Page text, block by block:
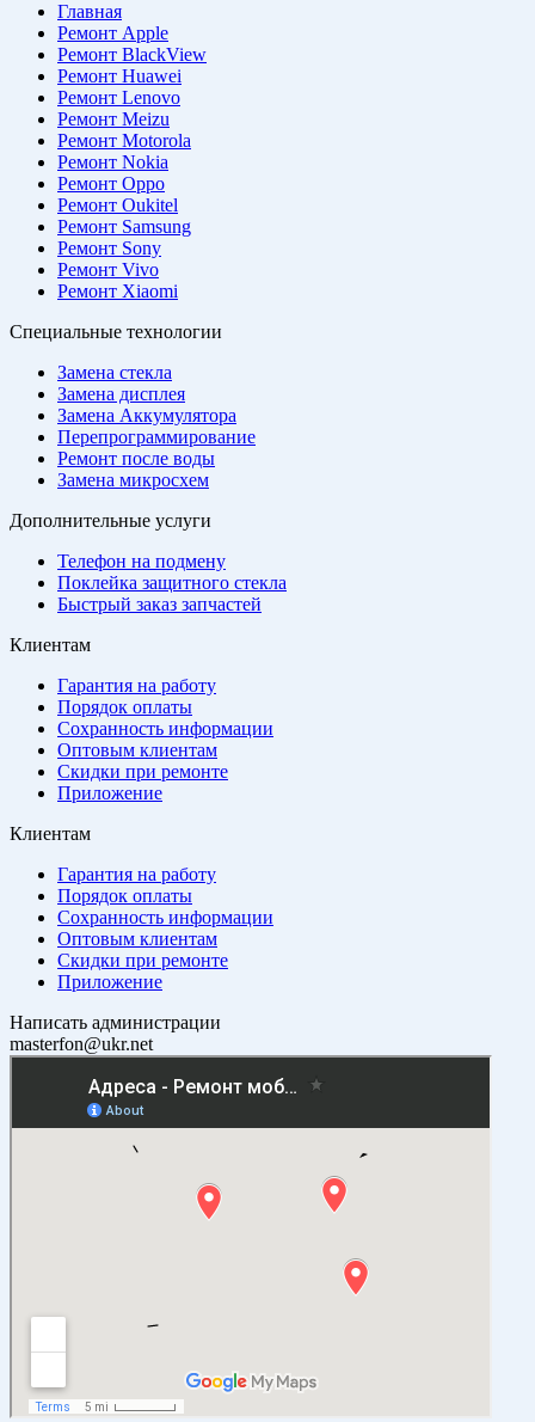
Главная
Ремонт Apple
Ремонт BlackView
Ремонт Huawei
Ремонт Lenovo
Ремонт Meizu
Ремонт Motorola
Ремонт Nokia
Ремонт Oppo
Ремонт Oukitel
Ремонт Samsung
Ремонт Sony
Ремонт Vivo
Ремонт Xiaomi
Специальные технологии
Замена стекла
Замена дисплея
Замена Аккумулятора
Перепрограммирование
Ремонт после воды
Замена микросхем
Дополнительные услуги
Телефон на подмену
Поклейка защитного стекла
Быстрый заказ запчастей
Клиентам
Гарантия на работу
Порядок оплаты
Сохранность информации
Оптовым клиентам
Скидки при ремонте
Приложение
Клиентам
Гарантия на работу
Порядок оплаты
Сохранность информации
Оптовым клиентам
Скидки при ремонте
Приложение
Написать администрации
masterfon@ukr.net